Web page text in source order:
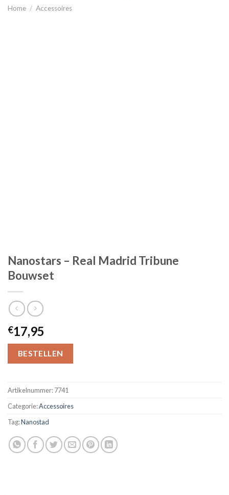
Home / Accessoires
Nanostars – Real Madrid Tribune
Bouwset
€17,95
BESTELLEN
Artikelnummer:7741
Categorie:Accessoires
Tag:Nanostad